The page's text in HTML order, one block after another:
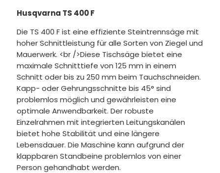
Husqvarna TS 400 F
Die TS 400 F ist eine effiziente Steintrennsäge mit
hoher Schnittleistung für alle Sorten von Ziegel und
Mauerwerk. <br />Diese Tischsäge bietet eine
maximale Schnitttiefe von 125 mm in einem
Schnitt oder bis zu 250 mm beim Tauchschneiden.
Kapp- oder Gehrungsschnitte bis 45° sind
problemlos möglich und gewährleisten eine
optimale Anwendbarkeit. Der robuste
Einzelrahmen mit integrierten Leitungskanälen
bietet hohe Stabilität und eine längere
Lebensdauer. Die Maschine kann aufgrund der
klappbaren Standbeine problemlos von einer
Person gehandhabt werden.